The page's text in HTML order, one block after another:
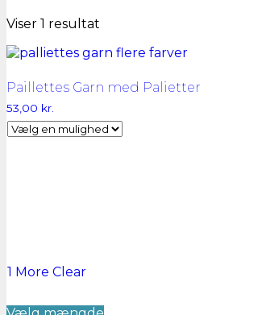
Viser 1 resultat
Paillettes Garn med Palietter
53,00 kr.
1 More Clear